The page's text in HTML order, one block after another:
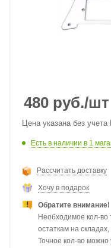
480 руб./шт
Цена указана без
Есть в наличии в 1
Рассчитать доставку
Хочу в подарок
Обратите внимание!
Необходимое кол-во
остаткам на
Точное кол-во